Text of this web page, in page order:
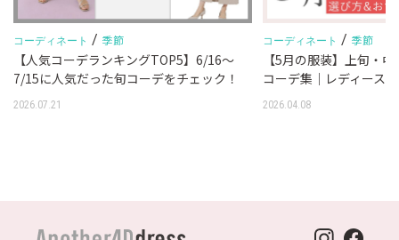
コーディネート / 季節
【人気コーデランキングTOP5】6/16～
7/15に人気だった旬コーデをチェック！
2026.07.21
コーディネート / 季節
【5月の服装】上旬・
コーデ集｜レディース
2026.04.08